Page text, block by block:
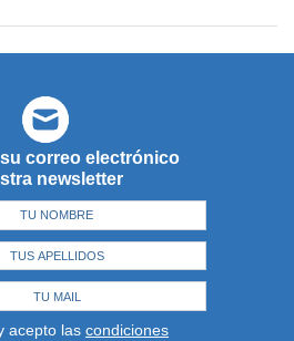
correo electrónico
newsletter
acepto las condiciones